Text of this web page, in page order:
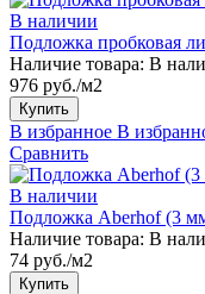
В наличии
Подложка пробковая
Наличие товара: В
976 руб./м2
Купить
В избранное В
Сравнить
В наличии
Подложка Aberhof (3
Наличие товара: В
74 руб./м2
Купить